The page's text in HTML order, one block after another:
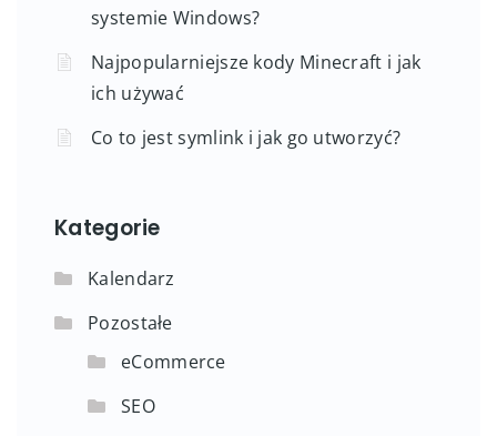
systemie Windows?
Najpopularniejsze kody Minecraft i jak
ich używać
Co to jest symlink i jak go utworzyć?
Kategorie
Kalendarz
Pozostałe
eCommerce
SEO